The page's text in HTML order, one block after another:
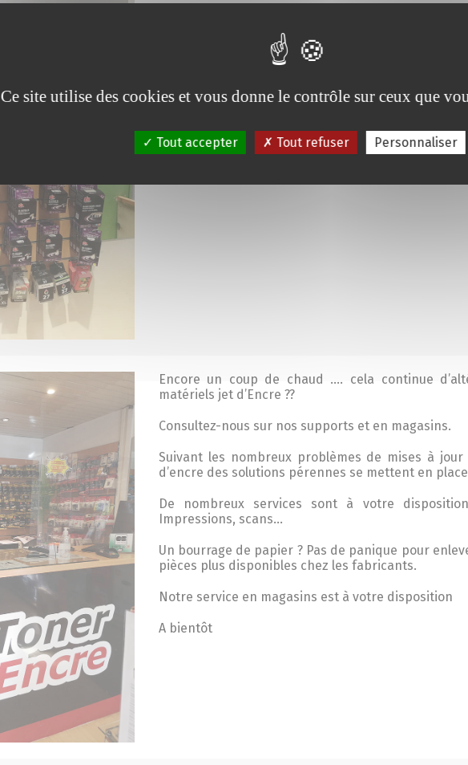
Nous sommes conscients des diverses difficultés
sur les cartouches Jet d’encre et Toners.
Nos fournisseurs ont mis en place des solutions.
Encore un coup de chaud …. cela continue
matériels jet d’Encre ??
Consultez-nous sur nos supports et en magasins.
Suivant les nombreux problèmes de mises à
d’encre des solutions pérennes se mettent en
De nombreux services sont à votre
Impressions, scans…
Un bourrage de papier ? Pas de panique pour
pièces plus disponibles chez les fabricants.
Notre service en magasins est à votre disposition
A bientôt
Ce site utilise des cookies et vous donne le contrôle sur ceux que
Tout accepter Tout refuser Personnaliser